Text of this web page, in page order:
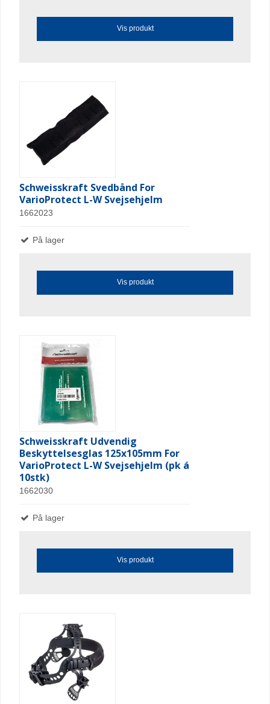
Vis produkt
Schweisskraft Svedbånd For
VarioProtect L-W Svejsehjelm
1662023
På lager
Vis produkt
Schweisskraft Udvendig
Beskyttelsesglas 125x105mm For
VarioProtect L-W Svejsehjelm (pk á
10stk)
1662030
På lager
Vis produkt